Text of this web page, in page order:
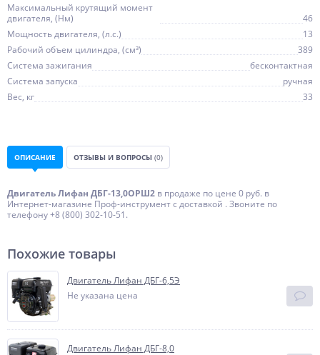
Максимальный крутящий момент
двигателя, (Нм)
46
Мощность двигателя, (л.с.)
13
Рабочий объем цилиндра, (см³)
389
Система зажигания
бесконтактная
Система запуска
ручная
Вес, кг
33
ОПИСАНИЕ ОТЗЫВЫ И ВОПРОСЫ (0)
Двигатель Лифан ДБГ-13,0ОРШ2 в продаже по цене 0 руб. в
Интернет-магазине Проф-инструмент с доставкой . Звоните по
телефону +8 (800) 302-10-51.
Похожие товары
Двигатель Лифан ДБГ-6,5Э
Не указана цена
Двигатель Лифан ДБГ-8,0